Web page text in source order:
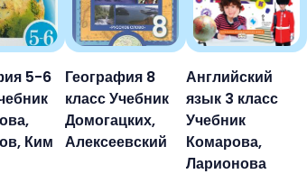
5-6
Ким
География 8
класс Учебник
Домогацких,
Алексеевский
Английский
язык 3 класс
Учебник
Комарова,
Ларионова